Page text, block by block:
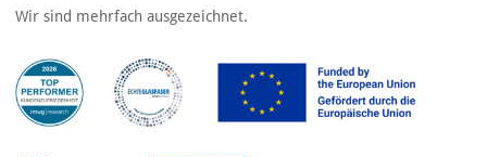
Wir sind mehrfach ausgezeichnet.